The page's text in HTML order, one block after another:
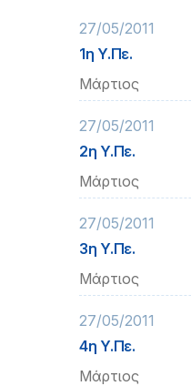
27/05/2011
1η Υ.Πε.
Μάρτιος
27/05/2011
2η Υ.Πε.
Μάρτιος
27/05/2011
3η Υ.Πε.
Μάρτιος
27/05/2011
4η Υ.Πε.
Μάρτιος